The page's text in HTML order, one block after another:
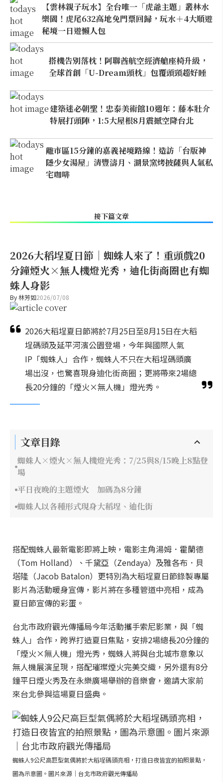
【雲林親子玩水】全台唯一「虎爺主題」叢林水
樂園！虎尾632高地免門票回歸，玩水＋4大順遊
秘境一日遊懶人包
搭機告別落枕！阿聯酋航空經濟艙座椅升級，
全球首創「U-Dream頭枕」包覆頭頸超好睡
建築迷必朝聖！忠泰美術館10週年：藤本壯介
特展打頭陣，1:5大屋根8月震撼空降台北
離市區15分鐘的嘉義祕境路線！造訪「台版神
隱少女湯屋」清豐濤月、湖景窯烤披薩與人氣私
宅咖啡
接下篇文章
2026大稻埕夏日節｜蜘蛛人來了！重頭戲20
分鐘煙火×無人機燈光秀，迪化街商圈也有蜘
蛛人身影
By林芳如2026/07/08
2026大稻埕夏日節將於7月25日至8月15日在大稻
埕碼頭及延平河濱公園登場，今年與國際人氣
IP「蜘蛛人」合作，蜘蛛人不只在大稻埕碼頭廣
場出沒，也驚喜現身迪化街商圈；更將帶來2場總
長20分鐘的「煙火×無人機」燈光秀。
文章目錄
蜘蛛人×煙火×無人機燈光秀：7/25與8/15晚上8點登
場
平日夜晚的主題煙火 加碼為8分鐘
蜘蛛人以各種形式現身大稻埕、迪化街
搭配蜘蛛人最新電影即將上映，電影主角湯姆．霍蘭德
（Tom Holland）、千黛亞（Zendaya）及雅各布．貝
塔隆（Jacob Batalon）更特別為大稻埕夏日節錄製專屬
影片為活動暖身宣傳，影片將在多種管道中亮相，成為
夏日節宣傳的彩蛋。
台北市政府觀光傳播局今年活動攜手索尼影業，與「蜘
蛛人」合作，跨界打造夏日焦點，安排2場總長20分鐘的
「煙火×無人機」燈光秀，蜘蛛人將與台北城市意象以
無人機展演呈現，搭配璀璨煙火完美交織，另外還有8分
鐘平日煙火秀及在永樂廣場舉辦的音樂會，邀請大家前
來台北參與這場夏日盛典。
蜘蛛人9公尺高巨型氣偶將於大稻埕碼頭亮相，打造日夜皆宜的拍照景點，
圖為示意圖。圖片來源｜台北市政府觀光傳播局